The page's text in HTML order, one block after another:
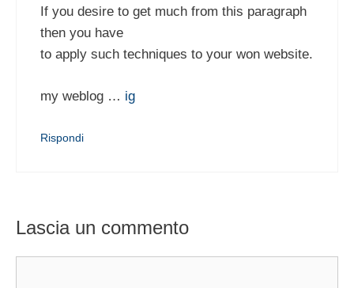
If you desire to get much from this paragraph
then you have
to apply such techniques to your won website.
my weblog … ig
Rispondi
Lascia un commento